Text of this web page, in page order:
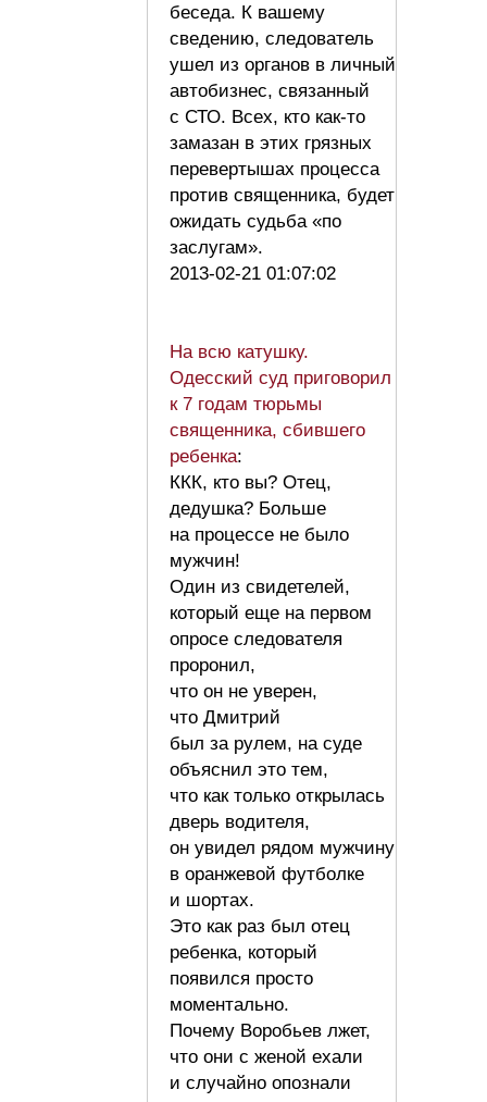
беседа. К вашему
сведению, следователь
ушел из органов в личный
автобизнес, связанный
с СТО. Всех, кто как-то
замазан в этих грязных
перевертышах процесса
против священника, будет
ожидать судьба «по
заслугам».
2013-02-21 01:07:02
На всю катушку.
Одесский суд приговорил
к 7 годам тюрьмы
священника, сбившего
ребенка:
ККК, кто вы? Отец,
дедушка? Больше
на процессе не было
мужчин!
Один из свидетелей,
который еще на первом
опросе следователя
проронил,
что он не уверен,
что Дмитрий
был за рулем, на суде
объяснил это тем,
что как только открылась
дверь водителя,
он увидел рядом мужчину
в оранжевой футболке
и шортах.
Это как раз был отец
ребенка, который
появился просто
моментально.
Почему Воробьев лжет,
что они с женой ехали
и случайно опознали